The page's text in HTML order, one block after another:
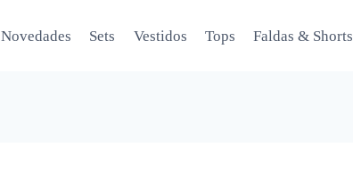
Novedades Sets Vestidos Tops Faldas & Shorts